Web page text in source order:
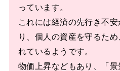
っています。
これには経済の先行き不
り、個人の資産を守るた
れているようです。
物価上昇などもあり、「